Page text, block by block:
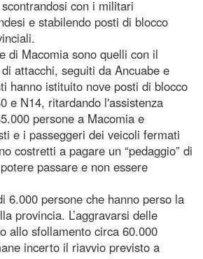
con i militari
e stabilendo posti di blocco
di Macomia sono quelli con il
attacchi, seguiti da Ancuabe e
hanno istituito nove posti di blocco
e N14, ritardando l'assistenza
persone a Macomia e
e i passeggeri dei veicoli fermati
costretti a pagare un “pedaggio” di
passare e non essere
6.000 persone che hanno perso la
provincia. L’aggravarsi delle
allo sfollamento circa 60.000
incerto il riavvio previsto a